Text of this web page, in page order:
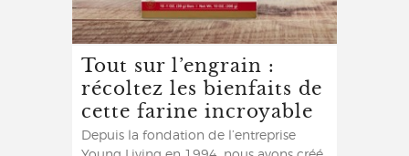
Tout sur l’engrain :
récoltez les bienfaits de
cette farine incroyable
Depuis la fondation de l’entreprise